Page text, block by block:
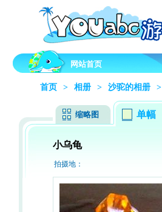
网站首页
首页 > 相册 > 沙驼的相册 >
缩略图 单幅
小乌龟
拍摄地：